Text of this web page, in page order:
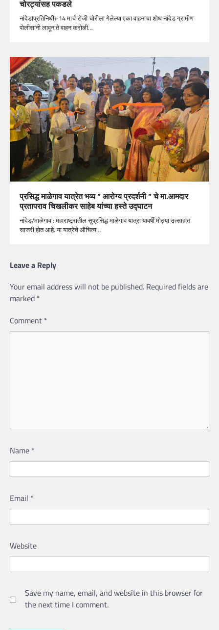
चोरट्यांसह पकडले
नांदेड(प्रतिनिधी)-14 मार्च रोजी चोरीला गेलेल्या एका वाहनाचा शोध नांदेड ग्रामीण
पोलीसांनी लावून ते वाहन करोळी…
प्रसिद्ध माळेगाव यात्रेत भव्य ” आरोग्य प्रदर्शनी ” चे मा.आमदार
प्रतापराव चिखलीकर साहेब यांच्या हस्ते उद्घाटन
नांदेड/माळेगाव : महाराष्ट्रातील सुप्रसिद्ध माळेगाव यात्रा यावर्षी मोठ्या उत्साहात
साजरी होत आहे. या यात्रेचे औचित्य…
Leave a Reply
Your email address will not be published. Required fields are
marked *
Comment *
Name *
Email *
Website
Save my name, email, and website in this browser for
the next time I comment.